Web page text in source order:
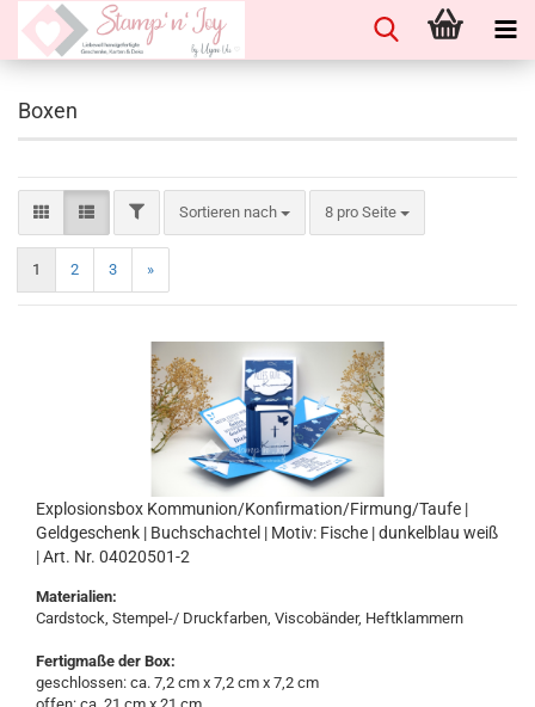
Boxen
Sortieren nach 8 pro Seite
1 2 3 »
Explosionsbox Kommunion/Konfirmation/Firmung/Taufe |
Geldgeschenk | Buchschachtel | Motiv: Fische | dunkelblau weiß
| Art. Nr. 04020501-2
Materialien:
Cardstock, Stempel-/ Druckfarben, Viscobänder, Heftklammern
Fertigmaße der Box:
geschlossen: ca. 7,2 cm x 7,2 cm x 7,2 cm